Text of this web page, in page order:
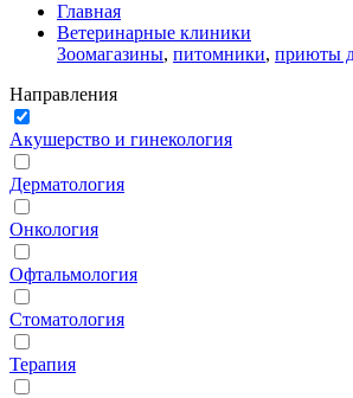
Главная
Ветеринарные клиники
Зоомагазины, питомники, приюты
Направления
Акушерство и гинекология
Дерматология
Онкология
Офтальмология
Стоматология
Терапия